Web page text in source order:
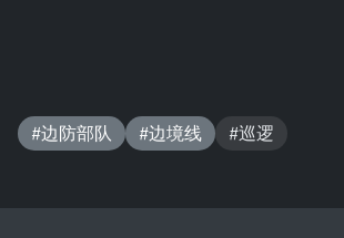
#边防部队 #边境线 #巡逻